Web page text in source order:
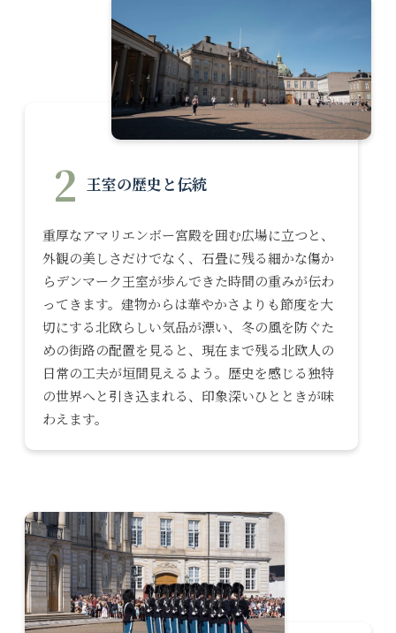
2 王室の歴史と伝統
重厚なアマリエンボー宮殿を囲む広場に立つと、
外観の美しさだけでなく、石畳に残る細かな傷か
らデンマーク王室が歩んできた時間の重みが伝わ
ってきます。建物からは華やかさよりも節度を大
切にする北欧らしい気品が漂い、冬の風を防ぐた
めの街路の配置を見ると、現在まで残る北欧人の
日常の工夫が垣間見えるよう。歴史を感じる独特
の世界へと引き込まれる、印象深いひとときが味
わえます。